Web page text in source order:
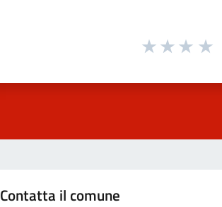
Contatta il comune